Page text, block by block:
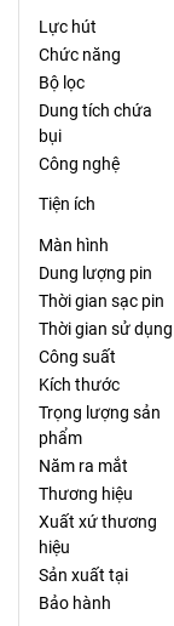
Lực hút
Chức năng
Bộ lọc
Dung tích chứa
bụi
Công nghệ
Tiện ích
Màn hình
Dung lượng pin
Thời gian sạc pin
Thời gian sử dụng
Công suất
Kích thước
Trọng lượng sản
phẩm
Năm ra mắt
Thương hiệu
Xuất xứ thương
hiệu
Sản xuất tại
Bảo hành